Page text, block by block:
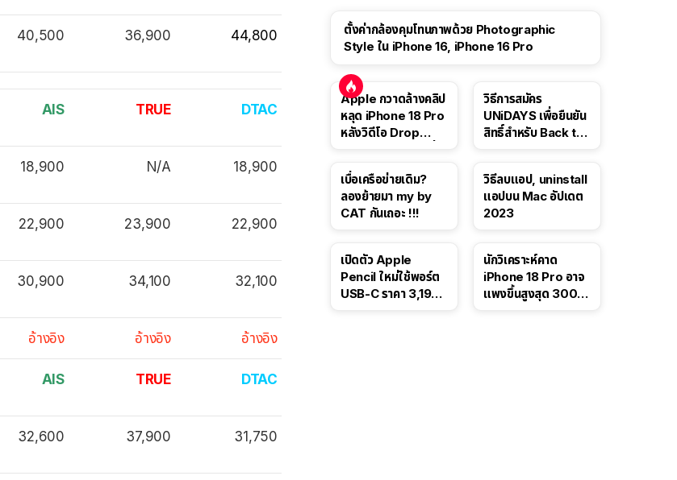
40,500 36,900 44,800
AIS TRUE DTAC
18,900 N/A 18,900
22,900 23,900 22,900
30,900 34,100 32,100
อ้างอิง อ้างอิง อ้างอิง
AIS TRUE DTAC
32,600 37,900 31,750
ตั้งค่ากล้องคุมโทนภาพด้วย Photographic
Style ใน iPhone 16, iPhone 16 Pro
Apple กวาดล้างคลิป
หลุด iPhone 18 Pro
หลังวิดีโอ Drop
วิธีการสมัคร
UNiDAYS เพื่อยืนยัน
สิทธิ์สำหรับ Back to
เบื่อเครือข่ายเดิม?
ลองย้ายมา my by
CAT กันเถอะ !!!
วิธีลบแอป, uninstall
แอปบน Mac อัปเดต
2023
เปิดตัว Apple
Pencil ใหม่ใช้พอร์ต
USB-C ราคา 3,190
นักวิเคราะห์คาด
iPhone 18 Pro อาจ
แพงขึ้นสูงสุด 300